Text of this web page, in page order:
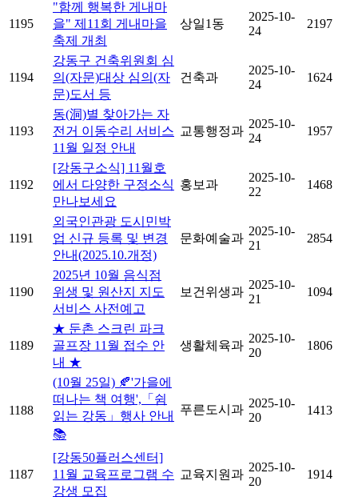
1195
"함께 행복한 게내마
을" 제11회 게내마을
축제 개최
상일1동
2025-10-
24
2197
1194
강동구 건축위원회 심
의(자문)대상 심의(자
문)도서 등
건축과
2025-10-
24
1624
1193
동(洞)별 찾아가는 자
전거 이동수리 서비스
11월 일정 안내
교통행정과
2025-10-
24
1957
1192
[강동구소식] 11월호
에서 다양한 구정소식
만나보세요
홍보과
2025-10-
22
1468
1191
외국인관광 도시민박
업 신규 등록 및 변경
안내(2025.10.개정)
문화예술과
2025-10-
21
2854
1190
2025년 10월 음식점
위생 및 원산지 지도
서비스 사전예고
보건위생과
2025-10-
21
1094
1189
★ 둔촌 스크린 파크
골프장 11월 접수 안
내 ★
생활체육과
2025-10-
20
1806
1188
(10월 25일) 🍂'가을에
떠나는 책 여행',「쉼
읽는 강동」행사 안내
📚
푸른도시과 2025-10-
20
1413
1187
[강동50플러스센터]
11월 교육프로그램 수
강생 모집
교육지원과
2025-10-
20
1914